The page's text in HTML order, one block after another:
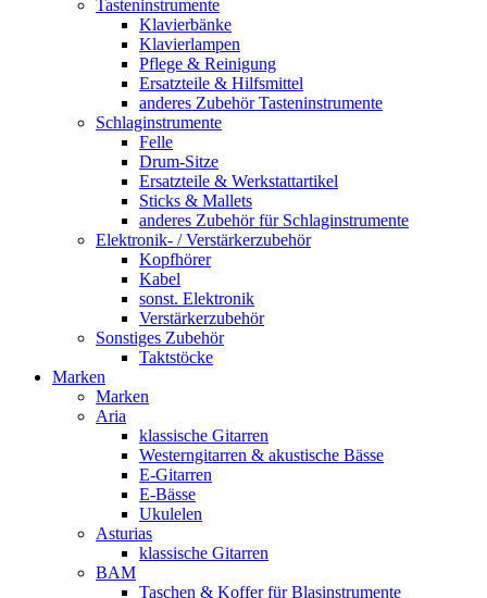
Tasteninstrumente
Klavierbänke
Klavierlampen
Pflege & Reinigung
Ersatzteile & Hilfsmittel
anderes Zubehör Tasteninstrumente
Schlaginstrumente
Felle
Drum-Sitze
Ersatzteile & Werkstattartikel
Sticks & Mallets
anderes Zubehör für Schlaginstrumente
Elektronik- / Verstärkerzubehör
Kopfhörer
Kabel
sonst. Elektronik
Verstärkerzubehör
Sonstiges Zubehör
Taktstöcke
Marken
Marken
Aria
klassische Gitarren
Westerngitarren & akustische Bässe
E-Gitarren
E-Bässe
Ukulelen
Asturias
klassische Gitarren
BAM
Taschen & Koffer für Blasinstrumente